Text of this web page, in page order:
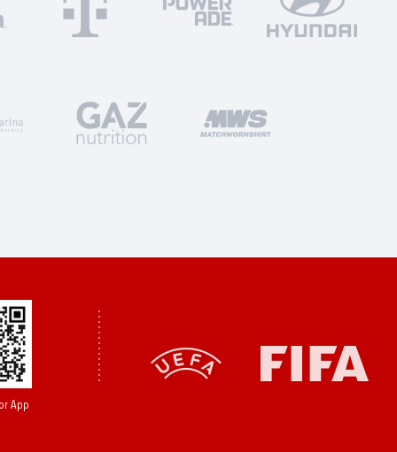
App